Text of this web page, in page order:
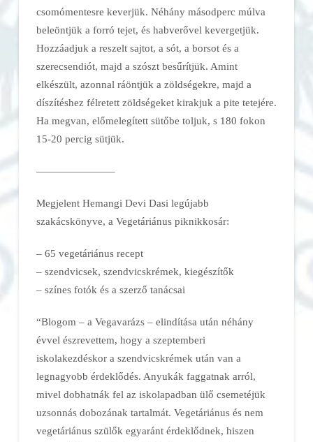
csomómentesre keverjük. Néhány másodperc múlva
beleöntjük a forró tejet, és habverővel kevergetjük.
Hozzáadjuk a reszelt sajtot, a sót, a borsot és a
szerecsendiót, majd a szószt besűrítjük. Amint
elkészült, azonnal ráöntjük a zöldségekre, majd a
díszítéshez félretett zöldségeket kirakjuk a pite tetejére.
Ha megvan, előmelegített sütőbe toljuk, s 180 fokon
15-20 percig sütjük.
———————–
Megjelent Hemangi Devi Dasi legújabb
szakácskönyve, a Vegetáriánus piknikkosár:
– 65 vegetáriánus recept
– szendvicsek, szendvicskrémek, kiegészítők
– színes fotók és a szerző tanácsai
“Blogom – a Vegavarázs – elindítása után néhány
évvel észrevettem, hogy a szeptemberi
iskolakezdéskor a szendvicskrémek után van a
legnagyobb érdeklődés. Anyukák faggatnak arról,
mivel dobhatnák fel az iskolapadban ülő csemetéjük
uzsonnás dobozának tartalmát. Vegetáriánus és nem
vegetáriánus szülők egyaránt érdeklődnek, hiszen